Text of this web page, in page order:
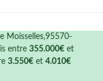
Moisselles,95570-
entre 355.000€ et
3.550€ et 4.010€